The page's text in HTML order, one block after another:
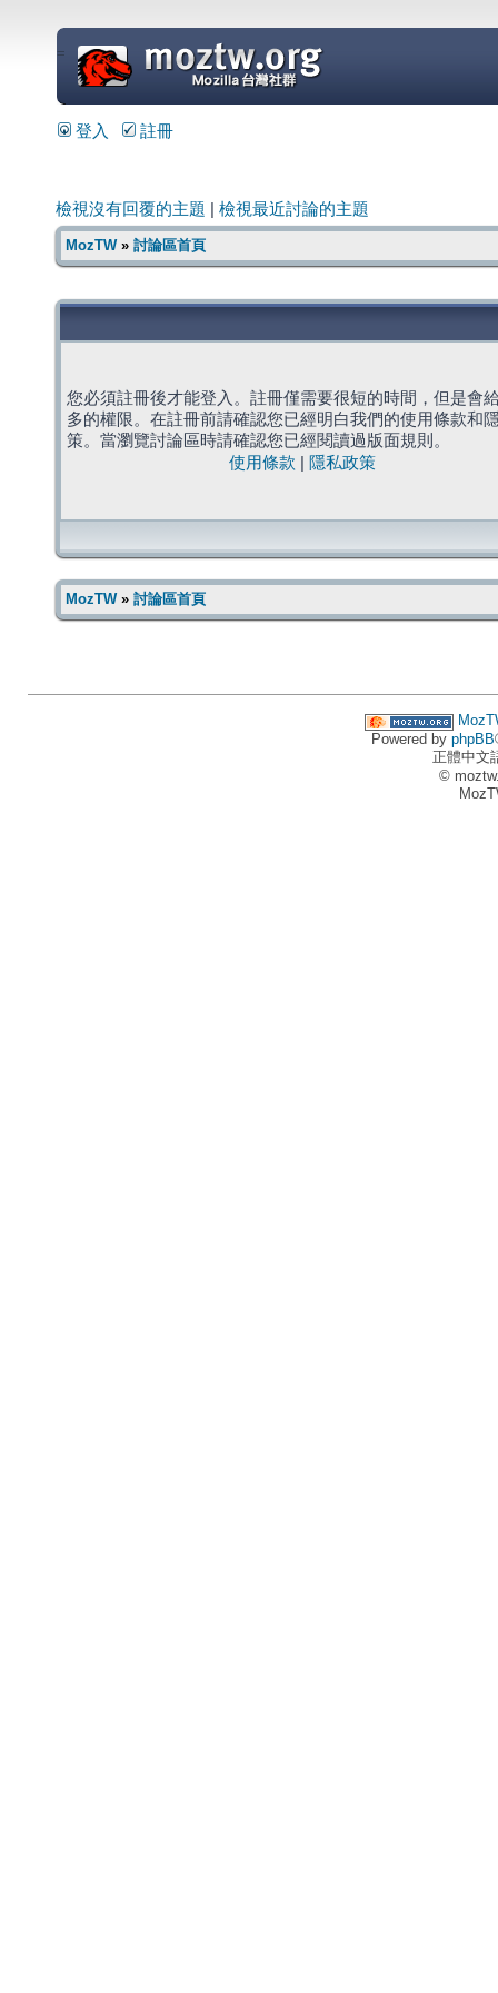
=
登入 註冊
檢視沒有回覆的主題 檢視最近討論的主題
MozTW» 討論區首頁
您必須註冊後才能登入。註冊僅需要很短的時間，但是會
多的權限。在註冊前請確認您已經明白我們的使用條款和
策。當瀏覽討論區時請確認您已經閱讀過版面規則。
使用條款
隱私政策
MozTW» 討論區首頁
Powered by phpBB
正體中文
©